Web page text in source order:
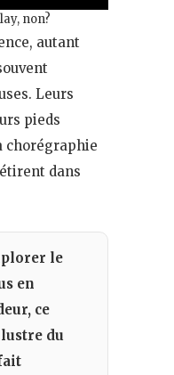
non?
autant
Leurs
pieds
chorégraphie
dans
le
en
ce
du